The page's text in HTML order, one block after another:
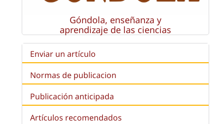
Góndola, enseñanza y
aprendizaje de las ciencias
Enviar un artículo
Normas de publicacion
Publicación anticipada
Artículos recomendados